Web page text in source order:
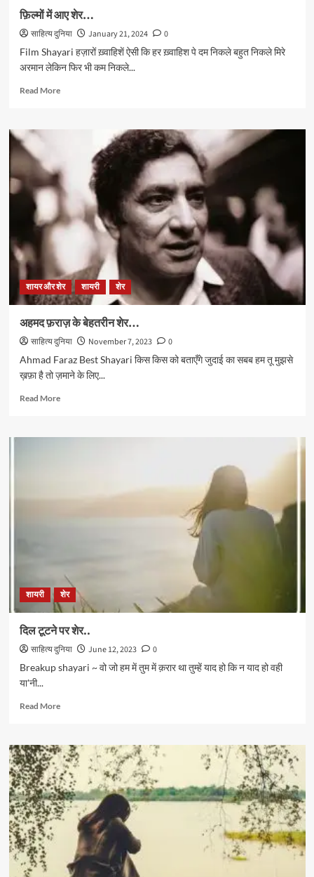
फ़िल्मों में आए शेर…
साहित्य दुनिया January 21, 2024
0
Film Shayari हज़ारों ख़्वाहिशें ऐसी कि हर ख़्वाहिश पे दम निकले बहुत निकले मिरे
अरमान लेकिन फिर भी कम निकले...
Read MoreRead
शेर…
शायर और शेर शायरी शेर
अहमद फ़राज़ के बेहतरीन शेर…
साहित्य दुनिया November 7, 2023
0
Ahmad Faraz Best Shayari किस किस को बताएँगे जुदाई का सबब हम तू मुझसे
ख़फ़ा है तो ज़माने के लिए...
Read MoreRead
अहमद
शायरी शेर
दिल टूटने पर शेर..
साहित्य दुनिया June 12, 2023
0
Breakup shayari ~ वो जो हम में तुम में क़रार था तुम्हें याद हो कि न याद हो वही
या'नी...
Read MoreRead
दिल
टूटने
पर
शेर..